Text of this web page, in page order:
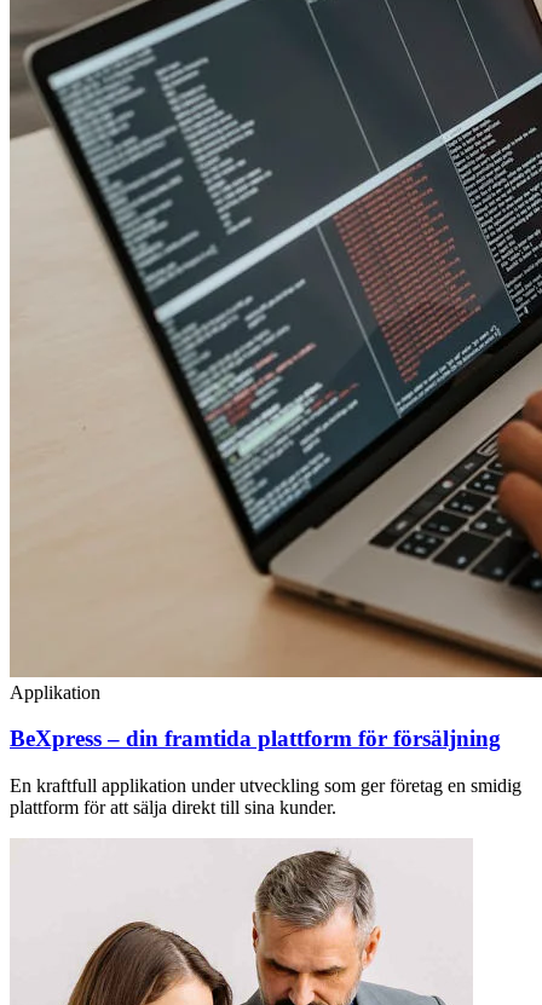
Applikation
BeXpress – din framtida plattform för försäljning
En kraftfull applikation under utveckling som ger företag en smidig
plattform för att sälja direkt till sina kunder.